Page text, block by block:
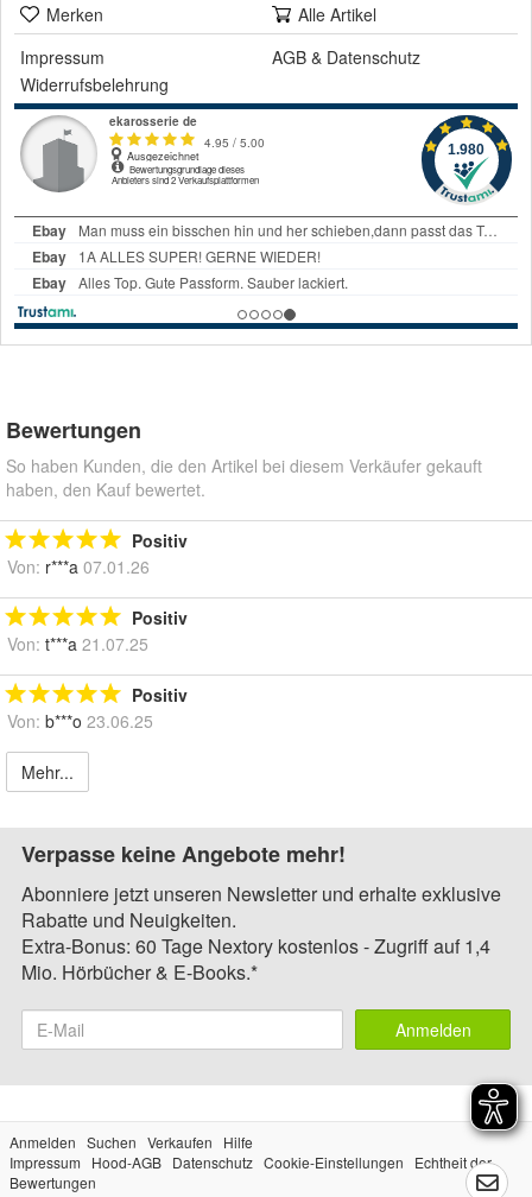
Merken
Alle Artikel
Impressum
AGB & Datenschutz
Widerrufsbelehrung
Bewertungen
So haben Kunden, die den Artikel bei diesem Verkäufer gekauft
haben, den Kauf bewertet.
Positiv
Von: r***a 07.01.26
Positiv
Von: t***a 21.07.25
Positiv
Von: b***o 23.06.25
Mehr...
Verpasse keine Angebote mehr!
Abonniere jetzt unseren Newsletter und erhalte exklusive
Rabatte und Neuigkeiten.
Extra-Bonus: 60 Tage Nextory kostenlos - Zugriff auf 1,4
Mio. Hörbücher & E-Books.*
Anmelden
Anmelden Suchen Verkaufen
Hilfe
Impressum
Hood-AGB Datenschutz Cookie-Einstellungen
Echtheit der
Bewertungen